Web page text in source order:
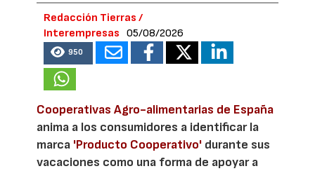
Redacción Tierras /
Interempresas
05/08/2026
950
Cooperativas Agro-alimentarias de España
anima a los consumidores a identificar la
marca 'Producto Cooperativo' durante sus
vacaciones como una forma de apoyar a